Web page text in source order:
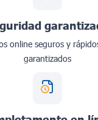
online seguros y
garantizados